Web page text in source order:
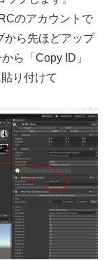
のアカウントで
から先ほどアップ
ら「Copy ID」
り付けて